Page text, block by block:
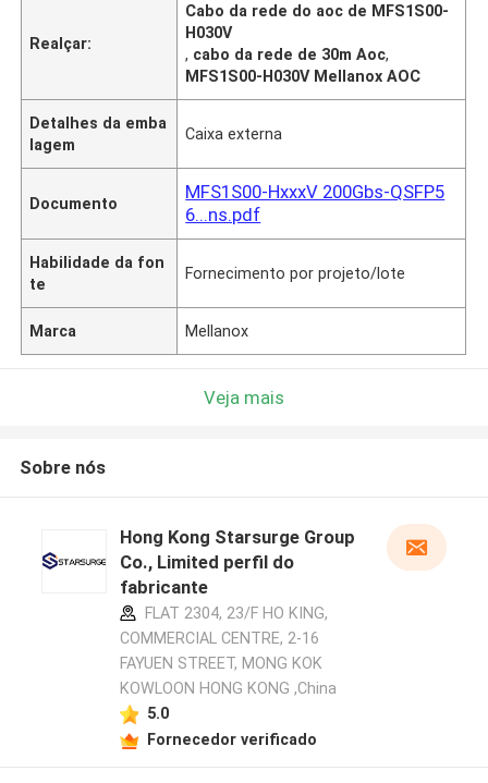
Realçar:
Cabo da rede do aoc de MFS1S00-
H030V
, cabo da rede de 30m Aoc,
MFS1S00-H030V Mellanox AOC
Detalhes da emba
lagem
Caixa externa
Documento
MFS1S00-HxxxV 200Gbs-QSFP5
6...ns.pdf
Habilidade da fon
te
Fornecimento por projeto/lote
Marca Mellanox
Veja mais
Sobre nós
Hong Kong Starsurge Group
Co., Limited perfil do
fabricante
FLAT 2304, 23/F HO KING,
COMMERCIAL CENTRE, 2-16
FAYUEN STREET, MONG KOK
KOWLOON HONG KONG ,China
5.0
Fornecedor verificado